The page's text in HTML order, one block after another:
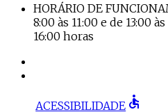
HORÁRIO DE
8:00 às 11:00 e de 13:00
16:00 horas
ACESSIBILIDADE accessible